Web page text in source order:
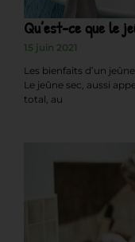
Qu’est-ce que le
15 juin 2021
Les bienfaits d’un
Le jeûne sec, aussi
total, au